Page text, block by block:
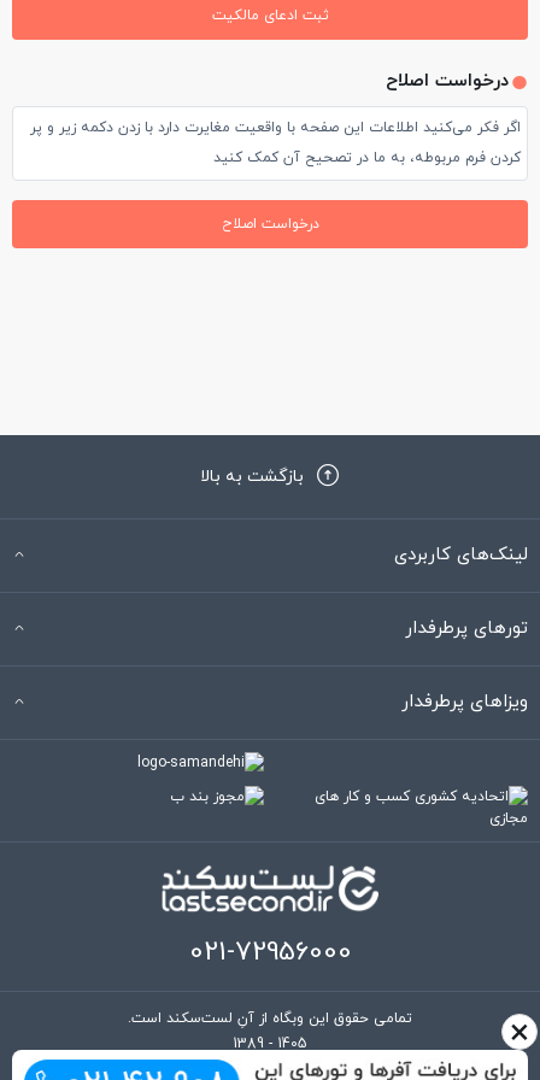
بود.نهار و شام هم از نظر کیفیت و هم قیمت عالی بود.در مدت
بزرگ و زیبا با انواع نوشیدنیهای سرد و گرم وجود داشت. مجموعه
ورزشی با امکانات استخر، سونا، جکوزی ،ماساژ هم بود که ما فرصت
استفاده از آنرا نداشتیم.تنها مشکل ما فاصله زمانی بین تخلیه اتاق تا
ثبت ادعای مالکیت
درخواست اصلاح
اگر فکر می‌کنید اطلاعات این صفحه با واقعیت مغایرت دارد با زدن دکمه زیر و پر
کردن فرم مربوطه، به ما در تصحیح آن کمک کنید
درخواست اصلاح
×
بازگشت به بالا
لینک‌های کاربردی
تورهای پرطرفدار
ویزاهای پرطرفدار
021-72956000
تمامی حقوق این وبگاه از آنِ لست‌سکند است.
1389 - 1405